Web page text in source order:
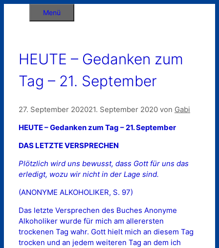
Menü
HEUTE – Gedanken zum
Tag – 21. September
27. September 202021. September 2020 von Gabi
HEUTE – Gedanken zum Tag – 21. September
DAS LETZTE VERSPRECHEN
Plötzlich wird uns bewusst, dass Gott für uns das
erledigt, wozu wir nicht in der Lage sind.
(ANONYME ALKOHOLIKER, S. 97)
Das letzte Versprechen des Buches Anonyme
Alkoholiker wurde für mich am allerersten
trockenen Tag wahr. Gott hielt mich an diesem Tag
trocken und an jedem weiteren Tag an dem ich